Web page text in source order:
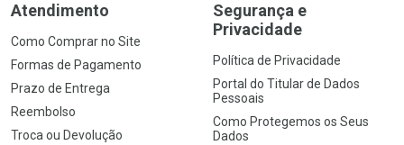
Atendimento
Como Comprar no Site
Formas de Pagamento
Prazo de Entrega
Reembolso
Troca ou Devolução
Segurança e
Privacidade
Política de Privacidade
Portal do Titular de Dados
Pessoais
Como Protegemos os Seus
Dados